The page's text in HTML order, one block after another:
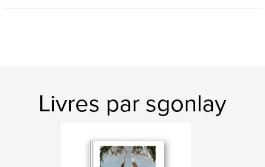
Livres par sgonlay